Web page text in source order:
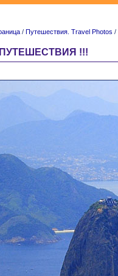
/ Путешествия. Travel Photos /
ПУТЕШЕСТВИЯ !!!